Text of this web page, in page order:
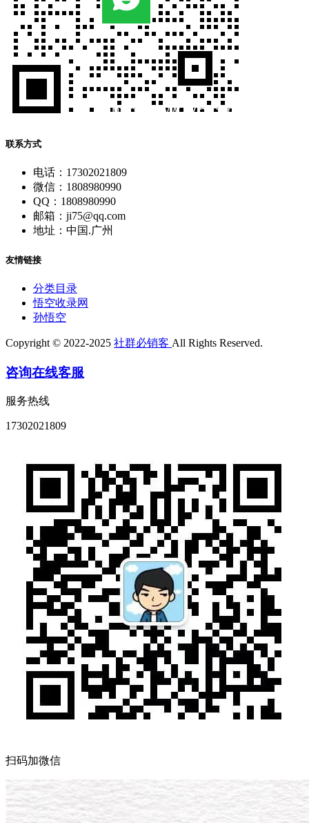
联系方式
电话：17302021809
微信：1808980990
QQ：1808980990
邮箱：ji75@qq.com
地址：中国.广州
友情链接
分类目录
悟空收录网
孙悟空
Copyright © 2022-2025 社群必销客 All Rights Reserved.
咨询在线客服
服务热线
17302021809
扫码加微信